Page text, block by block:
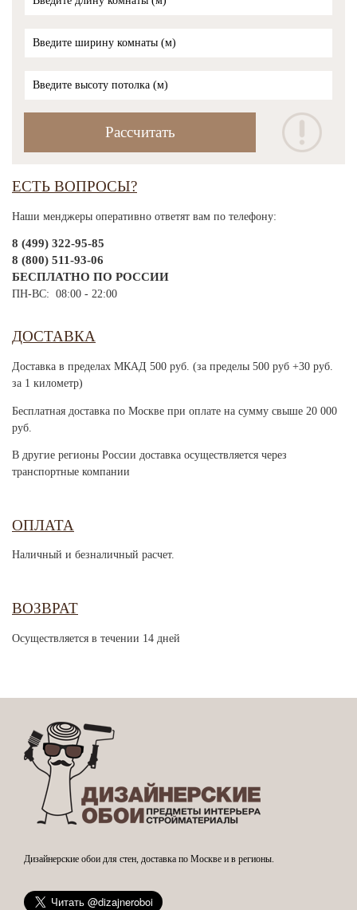
ЕСТЬ ВОПРОСЫ?
Наши менджеры оперативно ответят вам по телефону:
8 (499) 322-95-85
8 (800) 511-93-06
БЕСПЛАТНО ПО РОССИИ
ПН-ВС: 08:00 - 22:00
ДОСТАВКА
Доставка в пределах МКАД 500 руб. (за пределы 500 руб +30 руб.
за 1 километр)
Бесплатная доставка по Москве при оплате на сумму свыше 20 000
руб.
В другие регионы России доставка осуществляется через
транспортные компании
ОПЛАТА
Наличный и безналичный расчет.
ВОЗВРАТ
Осуществляется в течении 14 дней
Дизайнерские обои для стен, доставка по Москве и в регионы.